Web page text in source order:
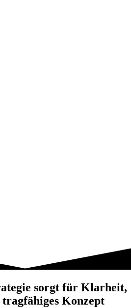
sorgt für Klarheit,
Konzept